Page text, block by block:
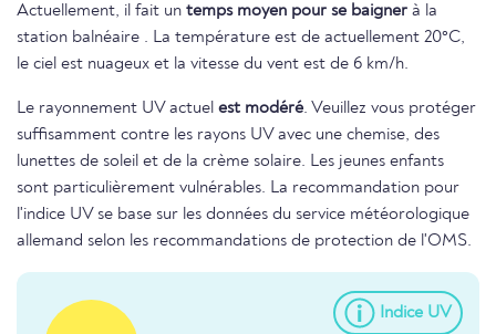
Actuellement, il fait un temps moyen pour se baigner à la
station balnéaire . La température est de actuellement 20°C,
le ciel est nuageux et la vitesse du vent est de 6 km/h.
Le rayonnement UV actuel est modéré. Veuillez vous protéger
suffisamment contre les rayons UV avec une chemise, des
lunettes de soleil et de la crème solaire. Les jeunes enfants
sont particulièrement vulnérables. La recommandation pour
l'indice UV se base sur les données du service météorologique
allemand selon les recommandations de protection de l'OMS.
Indice UV